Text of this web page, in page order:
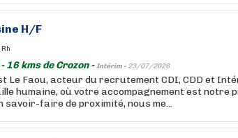
H/F
16 kms de Crozon -Intérim - 23/07/2026
Le Faou, acteur du recrutement CDI, CDD et
humaine, où votre accompagnement est notre
savoir-faire de proximité, nous me...